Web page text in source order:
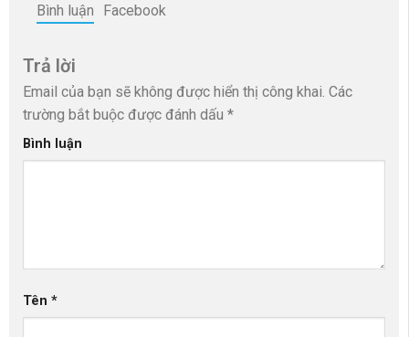
Bình luận Facebook
Trả lời
Email của bạn sẽ không được hiển thị công khai. Các
trường bắt buộc được đánh dấu *
Bình luận
Tên *